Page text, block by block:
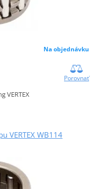
Na objednávku
Porovnať
VERTEX
VERTEX WB114